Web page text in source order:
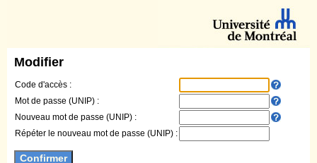
Modifier
Code d'accès :
Mot de passe (UNIP) :
Nouveau mot de passe (UNIP) :
Répéter le nouveau mot de passe (UNIP) :